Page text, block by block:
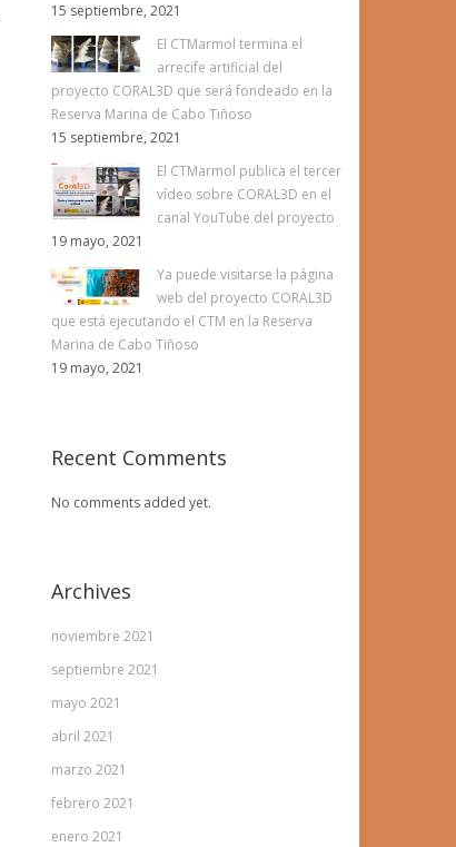
15 septiembre, 2021
El CTMarmol termina el
arrecife artificial del
proyecto CORAL3D que será fondeado en la
Reserva Marina de Cabo Tiñoso
15 septiembre, 2021
El CTMarmol publica el tercer
vídeo sobre CORAL3D en el
canal YouTube del proyecto
19 mayo, 2021
Ya puede visitarse la página
web del proyecto CORAL3D
que está ejecutando el CTM en la Reserva
Marina de Cabo Tiñoso
19 mayo, 2021
Recent Comments
No comments added yet.
Archives
noviembre 2021
septiembre 2021
mayo 2021
abril 2021
marzo 2021
febrero 2021
enero 2021